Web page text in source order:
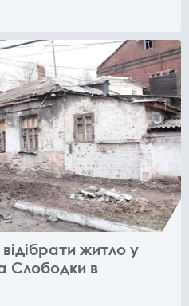
житло у
Слободки в